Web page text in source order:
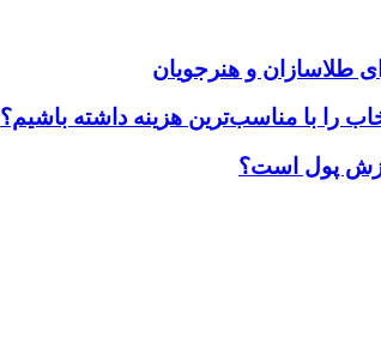
طلاسازان و هنرجویان
را با مناسب‌ترین هزینه داشته باشیم؟
پول است؟